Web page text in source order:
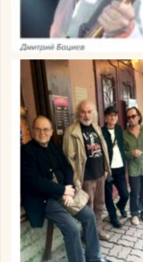
Изображение